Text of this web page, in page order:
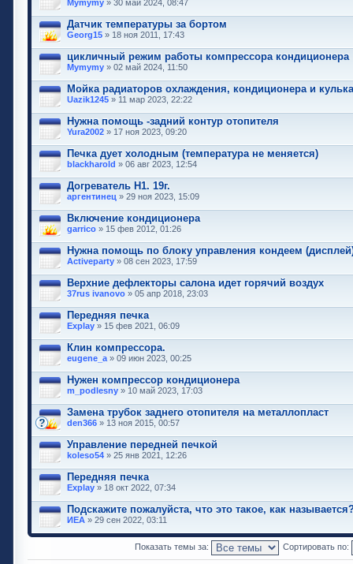
Mymymy » 30 май 2024, 08:47
Датчик температуры за бортом
Georg15 » 18 ноя 2011, 17:43
цикличный режим работы компрессора кондиционера
Mymymy » 02 май 2024, 11:50
Мойка радиаторов охлаждения, кондиционера и кулька
Uazik1245 » 11 мар 2023, 22:22
Нужна помощь -задний контур отопителя
Yura2002 » 17 ноя 2023, 09:20
Печка дует холодным (температура не меняется)
blackharold » 06 авг 2023, 12:54
Догреватель H1. 19г.
аргентинец » 29 ноя 2023, 15:09
Включение кондиционера
garrico » 15 фев 2012, 01:26
Нужна помощь по блоку управления кондеем
Activeparty » 08 сен 2023, 17:59
Верхние дефлекторы салона идет горячий воздух
37rus ivanovo » 05 апр 2018, 23:03
Передняя печка
Explay » 15 фев 2021, 06:09
Клин компрессора.
eugene_a » 09 июн 2023, 00:25
Нужен компрессор кондиционера
m_podlesny » 10 май 2023, 17:03
Замена трубок заднего отопителя на металлопласт
den366 » 13 ноя 2015, 00:57
Управление передней печкой
koleso54 » 25 янв 2021, 12:26
Передняя печка
Explay » 18 окт 2022, 07:34
Подскажите пожалуйста, что это такое, как
ИЕА » 29 сен 2022, 03:11
Показать темы за: Сортировать по: